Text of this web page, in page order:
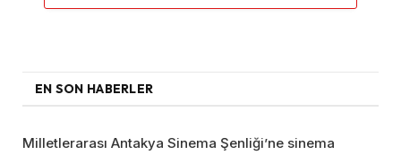
EN SON HABERLER
Milletlerarası Antakya Sinema Şenliği’ne sinema